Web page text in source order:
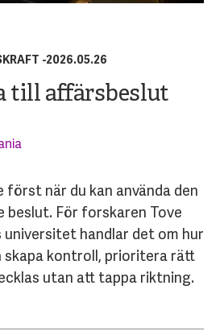
-2026.05.26
till affärsbeslut
först när du kan använda den
För forskaren Tove
universitet handlar det om hur
skapa kontroll, prioritera rätt
utan att tappa riktning.